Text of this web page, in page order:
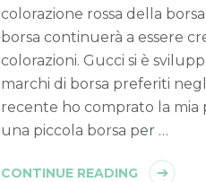
colorazione rossa della borsa
borsa continuerà a essere
colorazioni. Gucci si è
marchi di borsa preferiti
recente ho comprato la mia
una piccola borsa per …
CONTINUE READING